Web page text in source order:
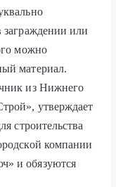
заграждении или
можно
материал.
из Нижнего
утверждает
строительства
компании
и обязуются